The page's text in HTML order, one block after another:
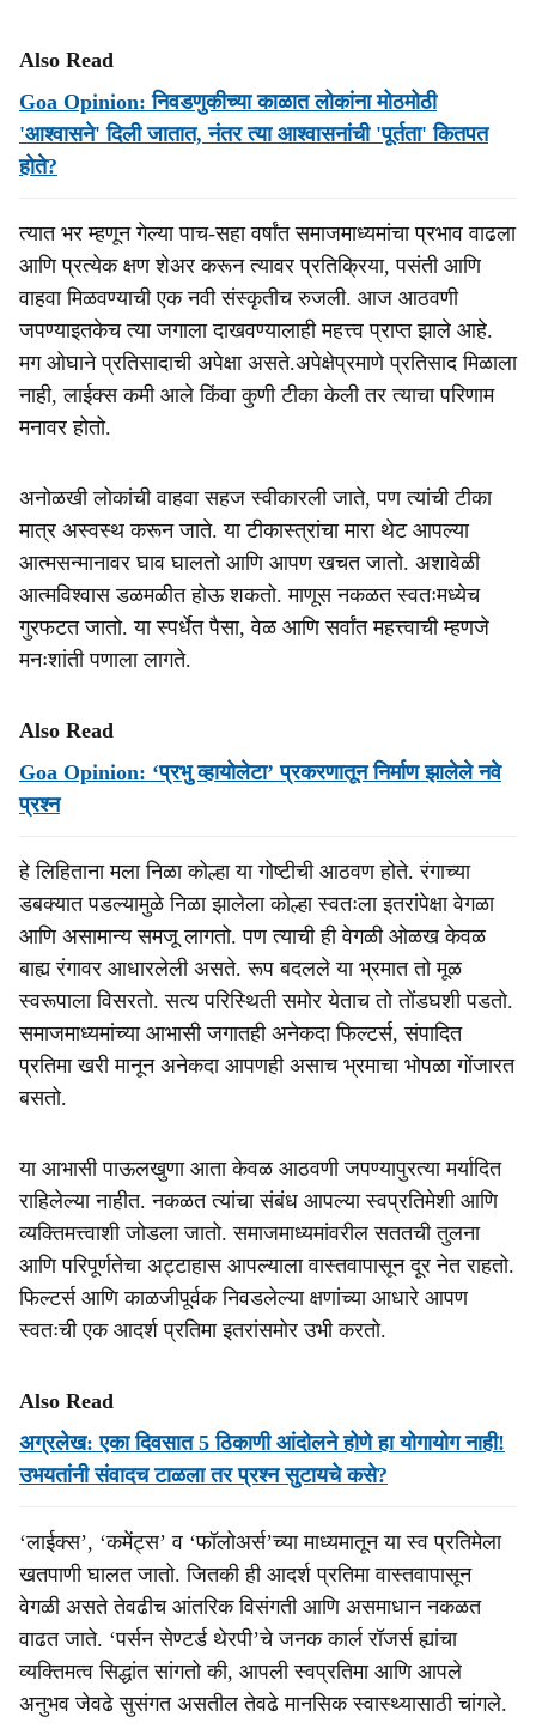
Also Read
Goa Opinion: निवडणुकीच्या काळात लोकांना मोठमोठी
'आश्वासने' दिली जातात, नंतर त्या आश्वासनांची 'पूर्तता' कितपत
होते?
त्यात भर म्हणून गेल्या पाच-सहा वर्षांत समाजमाध्यमांचा प्रभाव वाढला
आणि प्रत्येक क्षण शेअर करून त्यावर प्रतिक्रिया, पसंती आणि
वाहवा मिळवण्याची एक नवी संस्कृतीच रुजली. आज आठवणी
जपण्याइतकेच त्या जगाला दाखवण्यालाही महत्त्व प्राप्त झाले आहे.
मग ओघाने प्रतिसादाची अपेक्षा असते.अपेक्षेप्रमाणे प्रतिसाद मिळाला
नाही, लाईक्स कमी आले किंवा कुणी टीका केली तर त्याचा परिणाम
मनावर होतो.
अनोळखी लोकांची वाहवा सहज स्वीकारली जाते, पण त्यांची टीका
मात्र अस्वस्थ करून जाते. या टीकास्त्रांचा मारा थेट आपल्या
आत्मसन्मानावर घाव घालतो आणि आपण खचत जातो. अशावेळी
आत्मविश्वास डळमळीत होऊ शकतो. माणूस नकळत स्वतःमध्येच
गुरफटत जातो. या स्पर्धेत पैसा, वेळ आणि सर्वांत महत्त्वाची म्हणजे
मनःशांती पणाला लागते.
Also Read
Goa Opinion: ‘प्रभु व्हायोलेटा’ प्रकरणातून निर्माण झालेले नवे
प्रश्न
हे लिहिताना मला निळा कोल्हा या गोष्टीची आठवण होते. रंगाच्या
डबक्यात पडल्यामुळे निळा झालेला कोल्हा स्वतःला इतरांपेक्षा वेगळा
आणि असामान्य समजू लागतो. पण त्याची ही वेगळी ओळख केवळ
बाह्य रंगावर आधारलेली असते. रूप बदलले या भ्रमात तो मूळ
स्वरूपाला विसरतो. सत्य परिस्थिती समोर येताच तो तोंडघशी पडतो.
समाजमाध्यमांच्या आभासी जगातही अनेकदा फिल्टर्स, संपादित
प्रतिमा खरी मानून अनेकदा आपणही असाच भ्रमाचा भोपळा गोंजारत
बसतो.
या आभासी पाऊलखुणा आता केवळ आठवणी जपण्यापुरत्या मर्यादित
राहिलेल्या नाहीत. नकळत त्यांचा संबंध आपल्या स्वप्रतिमेशी आणि
व्यक्तिमत्त्वाशी जोडला जातो. समाजमाध्यमांवरील सततची तुलना
आणि परिपूर्णतेचा अट्टाहास आपल्याला वास्तवापासून दूर नेत राहतो.
फिल्टर्स आणि काळजीपूर्वक निवडलेल्या क्षणांच्या आधारे आपण
स्वतःची एक आदर्श प्रतिमा इतरांसमोर उभी करतो.
Also Read
अग्रलेख: एका दिवसात 5 ठिकाणी आंदोलने होणे हा योगायोग नाही!
उभयतांनी संवादच टाळला तर प्रश्‍न सुटायचे कसे?
‘लाईक्स’, ‘कमेंट्स’ व ‘फॉलोअर्स’च्या माध्यमातून या स्व प्रतिमेला
खतपाणी घालत जातो. जितकी ही आदर्श प्रतिमा वास्तवापासून
वेगळी असते तेवढीच आंतरिक विसंगती आणि असमाधान नकळत
वाढत जाते. ‘पर्सन सेण्टर्ड थेरपी’चे जनक कार्ल रॉजर्स ह्यांचा
व्यक्तिमत्व सिद्धांत सांगतो की, आपली स्वप्रतिमा आणि आपले
अनुभव जेवढे सुसंगत असतील तेवढे मानसिक स्वास्थ्यासाठी चांगले.